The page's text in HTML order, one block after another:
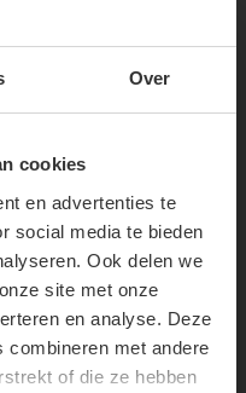
Over
cookies
en advertenties te
social media te bieden
Ook delen we
site met onze
en analyse. Deze
combineren met andere
of die ze hebben
& GET
drops or exclusive